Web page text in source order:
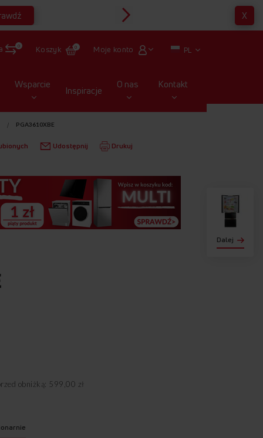
X
0 Koszyk 0 Moje konto PL
Wsparcie Inspiracje O nas Kontakt
Dalej
PGA3610XBE
Udostępnij Drukuj
obniżką: 599,00 zł